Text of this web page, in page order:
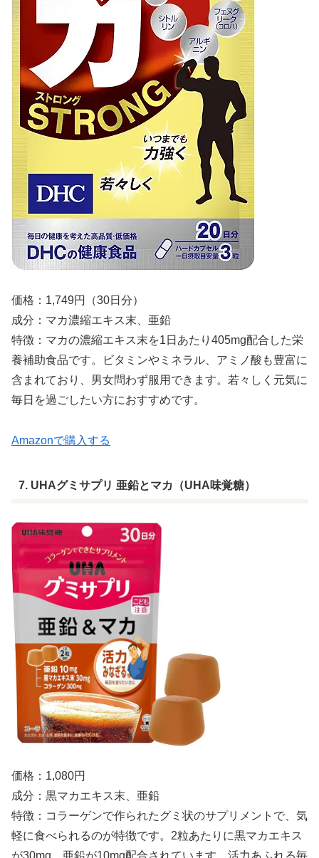
価格：1,749円（30日分）
成分：マカ濃縮エキス末、亜鉛
特徴：マカの濃縮エキス末を1日あたり405mg配合した栄
養補助食品です。ビタミンやミネラル、アミノ酸も豊富に
含まれており、男女問わず服用できます。若々しく元気に
毎日を過ごしたい方におすすめです。
Amazonで購入する
7. UHAグミサプリ 亜鉛とマカ（UHA味覚糖）
価格：1,080円
成分：黒マカエキス末、亜鉛
特徴：コラーゲンで作られたグミ状のサプリメントで、気
軽に食べられるのが特徴です。2粒あたりに黒マカエキス